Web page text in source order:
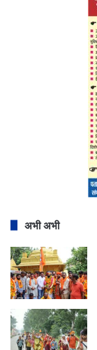
अभी अभी